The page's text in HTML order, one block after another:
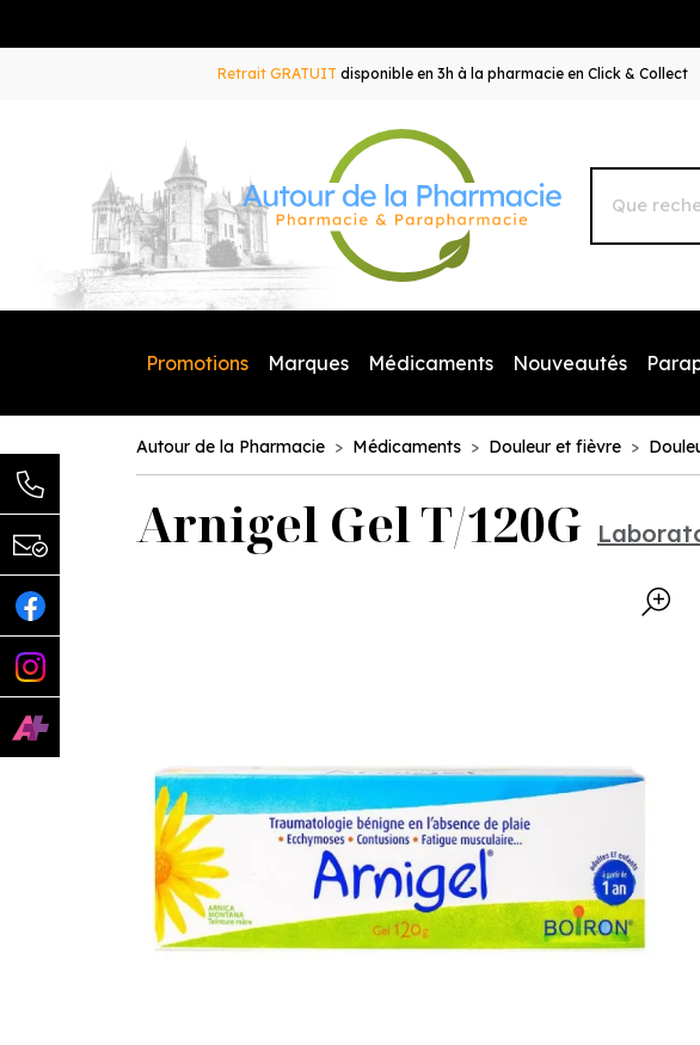
Retrait GRATUIT disponible en 3h à la pharmacie en Click & Collect
Autour de la
Promotions Marques Médicaments Nouveautés
Autour de la Pharmacie Médicaments Douleur et fièvre
Arnigel Gel T/120G